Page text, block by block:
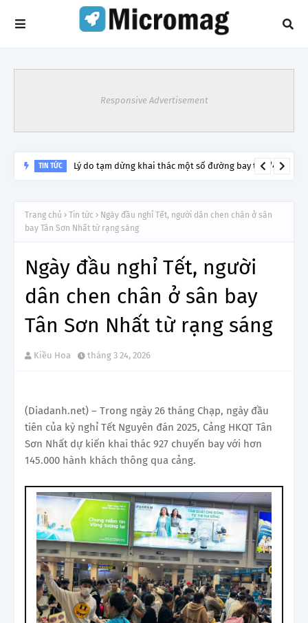
Responsive Advertisement
TIN TỨC Lý do tạm dừng khai thác một số đường bay từ 1/4
Trang chủ Tin tức
Ngày đầu nghỉ Tết, người dân chen chân ở sân
bay Tân Sơn Nhất từ rạng sáng
Ngày đầu nghỉ Tết, người
dân chen chân ở sân bay
Tân Sơn Nhất từ rạng sáng
Kiều Hoa tháng 3 24, 2026
(Diadanh.net) – Trong ngày 26 tháng Chạp, ngày đầu
tiên của kỳ nghỉ Tết Nguyên đán 2025, Cảng HKQT Tân
Sơn Nhất dự kiến khai thác 927 chuyến bay với hơn
145.000 hành khách thông qua cảng.